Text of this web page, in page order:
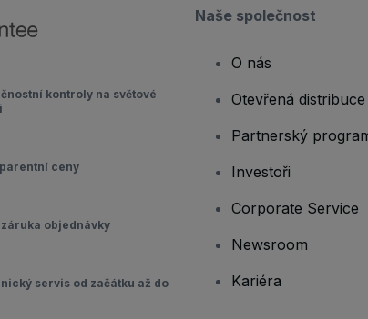
kontroly na světové
ceny
záruka objednávky
servis od začátku až do
Naše společnost
O nás
Otevřená distribuce
Partnerský
Investoři
Corporate Service
Newsroom
Kariéra